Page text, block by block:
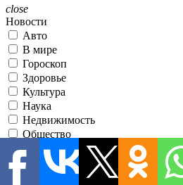
close
Новости
Авто
В мире
Гороскоп
Здоровье
Культура
Наука
Недвижимость
Общество
Политика
Происшествия